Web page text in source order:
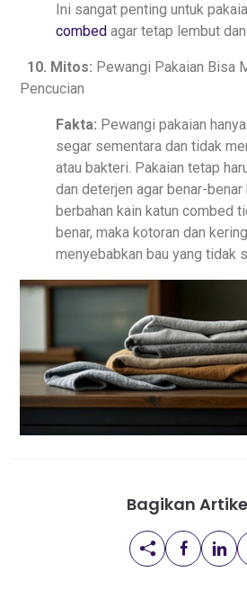
Ini sangat penting untuk
combed agar tetap lembut
10. Mitos: Pewangi Pakaian Bisa
Pencucian
Fakta: Pewangi pakaian
segar sementara dan tidak
atau bakteri. Pakaian tetap
dan deterjen agar benar-
berbahan kain katun combed
benar, maka kotoran dan
menyebabkan bau yang tidak
Bagikan